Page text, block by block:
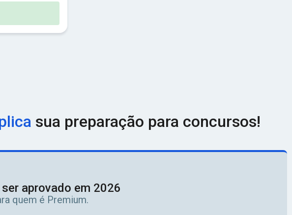
sua preparação para concursos!
aprovado em 2026
quem é Premium.